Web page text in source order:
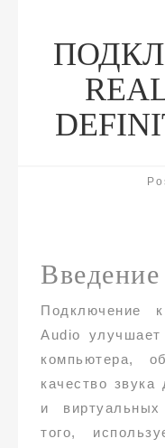
Введение
Подключение
Audio
компьютера,
качество
и
того,